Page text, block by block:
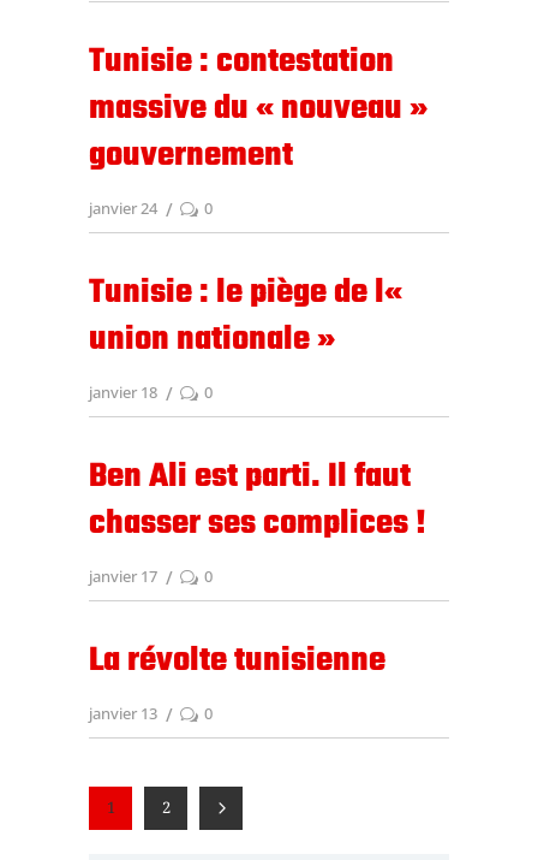
Tunisie : contestation
massive du « nouveau »
gouvernement
janvier 24 0
Tunisie : le piège de l«
union nationale »
janvier 18 0
Ben Ali est parti. Il faut
chasser ses complices !
janvier 17 0
La révolte tunisienne
janvier 13 0
1 2